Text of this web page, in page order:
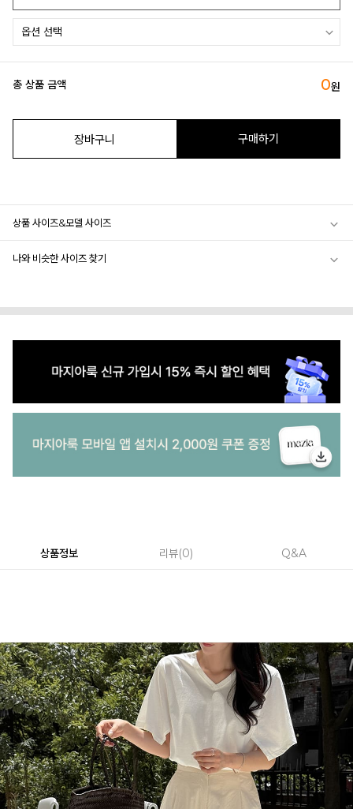
총 상품 금액 0원
장바구니 구매하기
상품 사이즈&모델 사이즈
나와 비슷한 사이즈 찾기
상품정보 리뷰 0 Q&A